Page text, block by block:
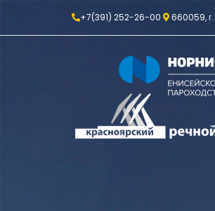
+7(391) 252-26-00 660059, г.